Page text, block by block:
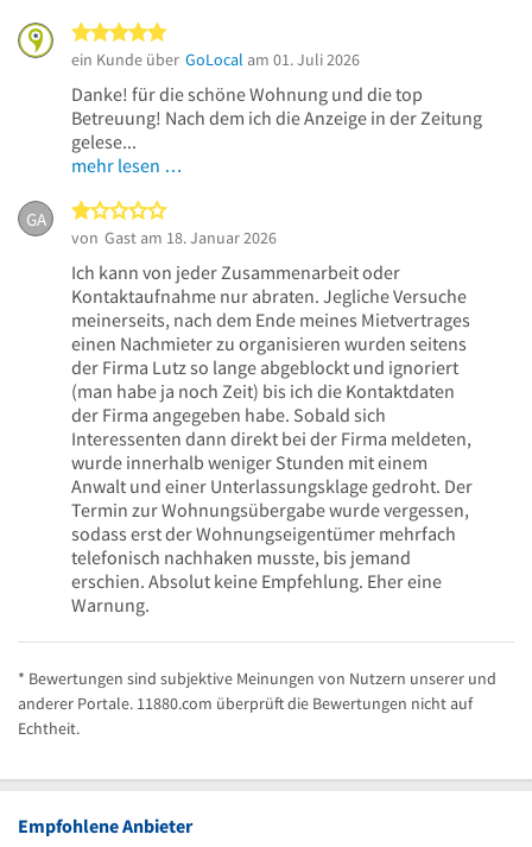
ein Kunde über GoLocal am 01. Juli 2026
Danke! für die schöne Wohnung und die top
Betreuung! Nach dem ich die Anzeige in der Zeitung
gelese...
mehr lesen …
GA
von Gast am 18. Januar 2026
Ich kann von jeder Zusammenarbeit oder
Kontaktaufnahme nur abraten. Jegliche Versuche
meinerseits, nach dem Ende meines Mietvertrages
einen Nachmieter zu organisieren wurden seitens
der Firma Lutz so lange abgeblockt und ignoriert
(man habe ja noch Zeit) bis ich die Kontaktdaten
der Firma angegeben habe. Sobald sich
Interessenten dann direkt bei der Firma meldeten,
wurde innerhalb weniger Stunden mit einem
Anwalt und einer Unterlassungsklage gedroht. Der
Termin zur Wohnungsübergabe wurde vergessen,
sodass erst der Wohnungseigentümer mehrfach
telefonisch nachhaken musste, bis jemand
erschien. Absolut keine Empfehlung. Eher eine
Warnung.
* Bewertungen sind subjektive Meinungen von Nutzern unserer und
anderer Portale. 11880.com überprüft die Bewertungen nicht auf
Echtheit.
Empfohlene Anbieter